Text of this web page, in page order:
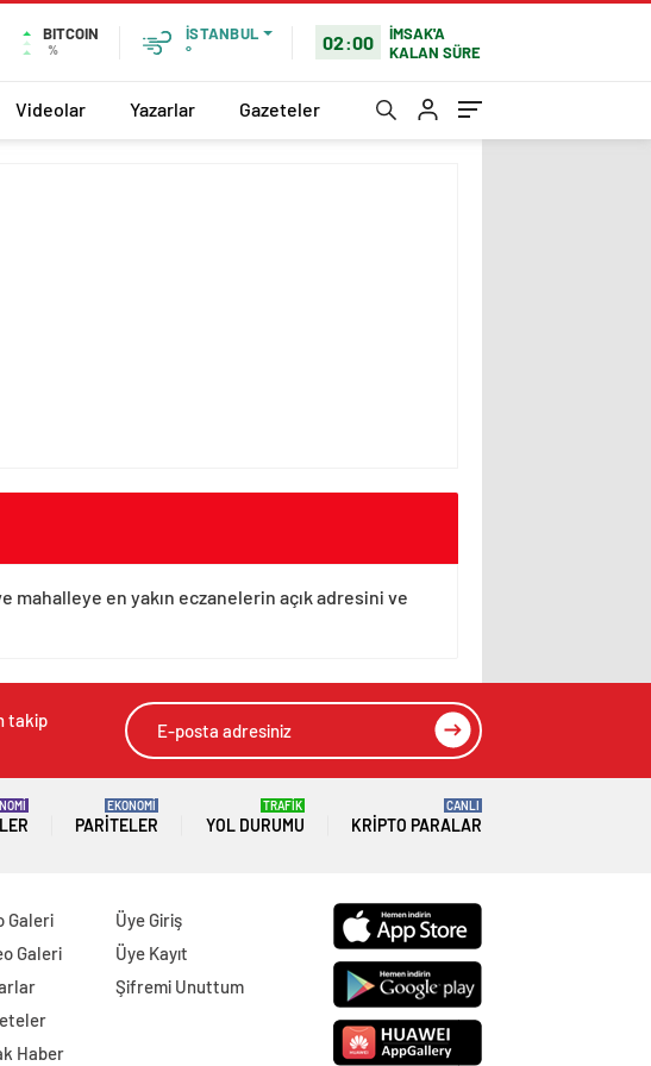
BITCOIN
%
İSTANBUL
°
02:00
İMSAK'A
KALAN SÜRE
Videolar Yazarlar Gazeteler
en yakın eczanelerin açık adresini ve
takip
PARITELER
EKONOMİ
YOL DURUMU
TRAFİK
KRIPTO PARALAR
CANLI
Galeri
Galeri
Haber
Üye Giriş
Üye Kayıt
Şifremi Unuttum